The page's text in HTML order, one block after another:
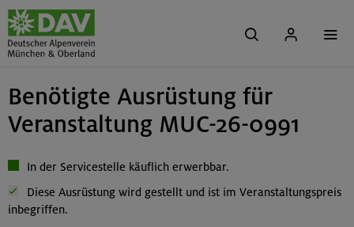
Benötigte Ausrüstung für
Veranstaltung MUC-26-0991
In der Servicestelle käuflich erwerbbar.
Diese Ausrüstung wird gestellt und ist im Veranstaltungspreis
inbegriffen.